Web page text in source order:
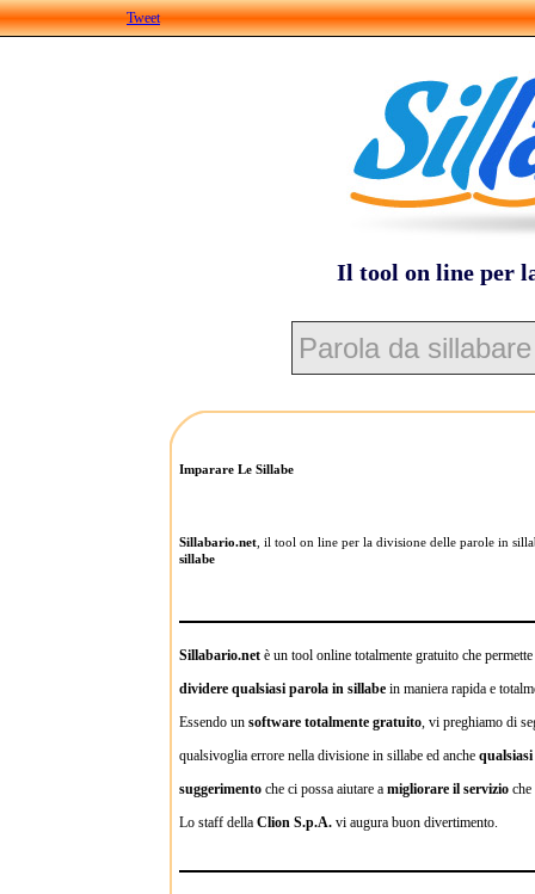
Tweet
Il tool on line per
Imparare Le Sillabe
Sillabario.net, il tool on line per la divisione delle parole in
sillabe
Sillabario.netè un tool online totalmente gratuito che
dividere qualsiasi parola in sillabein maniera rapida e
Essendo un software totalmente gratuito, vi preghiamo di
qualsivoglia errore nella divisione in sillabe ed anche qualsiasi
suggerimentoche ci possa aiutare a migliorare il servizioche
Lo staff della Clion S.p.A.vi augura buon divertimento.